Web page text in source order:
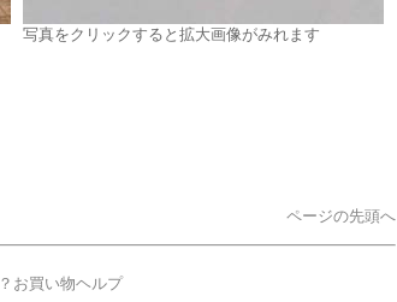
写真をクリックすると拡大画像がみれます
ページの先頭へ
？お買い物ヘルプ